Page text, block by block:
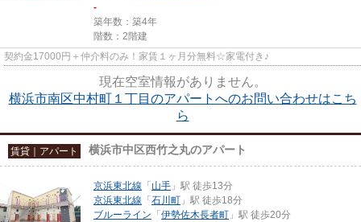
-
築年数：築4年
階数：2階建
契約金17000円＋仲介料のみ！家賃１ヶ月分無料☆家電付き♪
現在空室情報がありません。
横浜市南区中村町１丁目のアパートへのお問い合わせはこち
ら
賃貸｜アパート 横浜市中区西竹之丸のアパート
京浜東北線 「 山手 」駅 徒歩13分
京浜東北線 「 石川町 」駅 徒歩18分
ブルーライン 「 伊勢佐木長者町 」駅 徒歩20分